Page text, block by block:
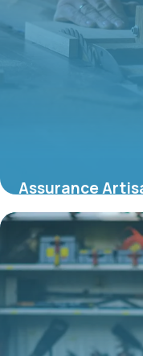
Assurance
Compagnie
7 juin 2026